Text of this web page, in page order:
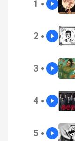
1 ●
2 ●
3 ●
4 ●
5 ●